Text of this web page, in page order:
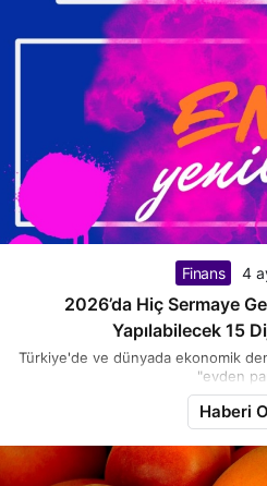
Finans 4
2026’da Hiç Sermaye
Yapılabilecek 15
Türkiye'de ve dünyada ekonomik
"evden
Haberi